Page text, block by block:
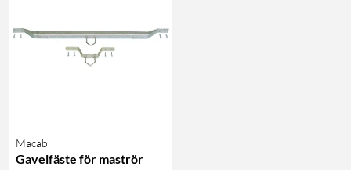
Macab
Gavelfäste för maströr